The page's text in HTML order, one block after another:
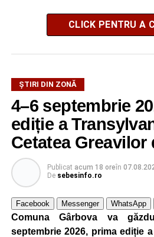
CLICK PENTRU A
ȘTIRI DIN ZONĂ
4–6 septembrie
ediție a
Cetatea Greavilor
Publicat acum 18 oreîn
De sebesinfo.ro
Facebook Messenger WhatsApp
Comuna Gârbova va
septembrie 2026, prima ediție